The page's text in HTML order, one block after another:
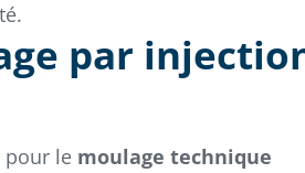
par
pour le moulage technique